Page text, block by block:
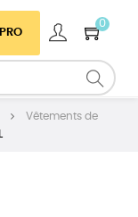
PRO
0
Vêtements de